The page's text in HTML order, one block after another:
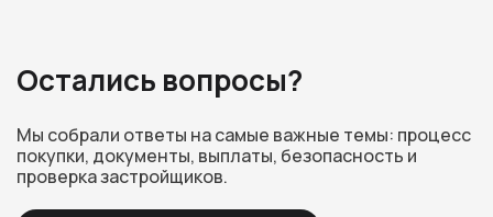
Остались вопросы?
Мы собрали ответы на самые важные темы: процесс
покупки, документы, выплаты, безопасность и
проверка застройщиков.